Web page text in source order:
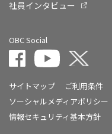
社員インタビュー
OBC Social
サイトマップ ご利用条件
ソーシャルメディアポリシー
情報セキュリティ基本方針